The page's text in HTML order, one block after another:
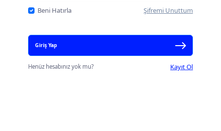
Beni Hatırla Şifremi Unuttum
Giriş Yap
Henüz hesabınız yok mu? Kayıt Ol